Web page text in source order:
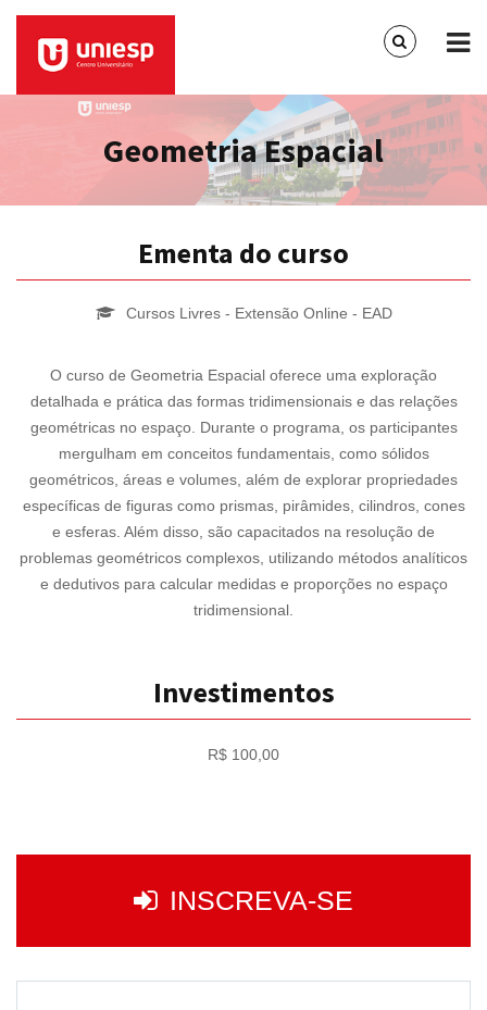
Geometria Espacial
Ementa do curso
Cursos Livres - Extensão Online - EAD
O curso de Geometria Espacial oferece uma exploração
detalhada e prática das formas tridimensionais e das relações
geométricas no espaço. Durante o programa, os participantes
mergulham em conceitos fundamentais, como sólidos
geométricos, áreas e volumes, além de explorar propriedades
específicas de figuras como prismas, pirâmides, cilindros, cones
e esferas. Além disso, são capacitados na resolução de
problemas geométricos complexos, utilizando métodos analíticos
e dedutivos para calcular medidas e proporções no espaço
tridimensional.
Investimentos
R$ 100,00
INSCREVA-SE